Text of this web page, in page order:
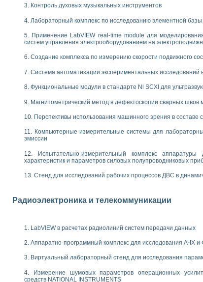
среды специальной барокамеры
с использованием среды графического программирования
INSTRUMENTS при разработке автоматизированного
термотрансферной маркировки изделий
исследований на базе LabVIEW
для исследова¬ния электрофизических свойств аморфного
переходных характеристик асинхронных двигателей при
неиндустриальных камер в производственных условиях
эффективности систем управления в интегрированных средах
стенда по измерению профиля зеркальной антенны и построению
комплексы для вузов, осуществляющих подготовку
нелинейных резистивных цепей
WORKBENCH-MULTISIM для электротехнической
«Цифровые вычислительные устройства и
ИНС на основе LabVIEW
течения в расширяющемся канале
интерфейсов обмена по протоколам RS232 и GPIB / имитатор
адиабатического расширения газов
результатов измерительного экспримента
Назначение. Состав. Возможности
Контроль духовых музыкальных инструментов
Лабораторный комплекс по исследованию элементной
Применение LabVIEW real-time module для
систем управления электрооборудованием на
Создание комплекса по измерению скорости подвижного
Система автоматизации экспериментальных исследований
Функциональные модули в стандарте Nl SCXI для
Магнитометрический метод в дефектоскопии сварных швов
Перспективы использования машинного зрения в
Компьютерные измерительные системы для
эмиссии
Испытательно-измерительный комплекс
характеристик и параметров силовых полупроводниковых
Стенд для исследований рабочих процессов ДВС в
Радиоэлектроника и телекоммуникации
LabVIEW в расчетах радиолиний систем передачи данных
Аппаратно-программный комплекс для исследования АЧХ
Виртуальный лабораторный стенд для исследования
Измерение шумовых параметров операционных
средств NATIONAL INSTRUMENTS